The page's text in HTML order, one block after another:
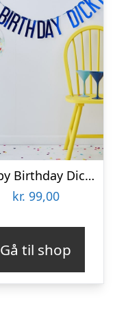
Happy Birthday Dickhead Festpakke
kr. 99,00
Gå til shop